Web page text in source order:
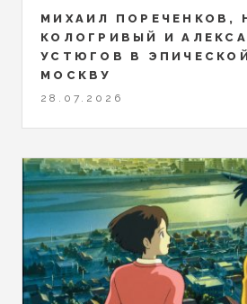
МИХАИЛ ПОРЕЧЕНКОВ,
КОЛОГРИВЫЙ И
УСТЮГОВ В
МОСКВУ
28.07.2026